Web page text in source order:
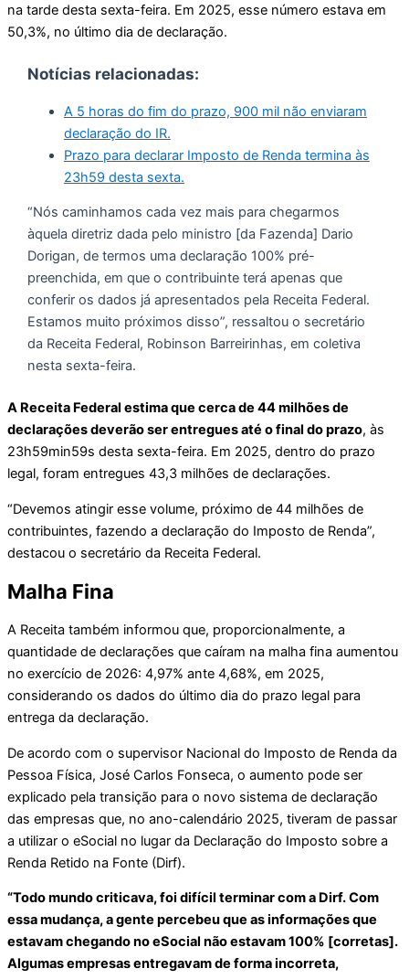
na tarde desta sexta-feira. Em 2025, esse número estava em
50,3%, no último dia de declaração.
Notícias relacionadas:
A 5 horas do fim do prazo, 900 mil não enviaram
declaração do IR.
Prazo para declarar Imposto de Renda termina às
23h59 desta sexta.
“Nós caminhamos cada vez mais para chegarmos
àquela diretriz dada pelo ministro [da Fazenda] Dario
Dorigan, de termos uma declaração 100% pré-
preenchida, em que o contribuinte terá apenas que
conferir os dados já apresentados pela Receita Federal.
Estamos muito próximos disso”, ressaltou o secretário
da Receita Federal, Robinson Barreirinhas, em coletiva
nesta sexta-feira.
A Receita Federal estima que cerca de 44 milhões de
declarações deverão ser entregues até o final do prazo, às
23h59min59s desta sexta-feira. Em 2025, dentro do prazo
legal, foram entregues 43,3 milhões de declarações.
“Devemos atingir esse volume, próximo de 44 milhões de
contribuintes, fazendo a declaração do Imposto de Renda”,
destacou o secretário da Receita Federal.
Malha Fina
A Receita também informou que, proporcionalmente, a
quantidade de declarações que caíram na malha fina aumentou
no exercício de 2026: 4,97% ante 4,68%, em 2025,
considerando os dados do último dia do prazo legal para
entrega da declaração.
De acordo com o supervisor Nacional do Imposto de Renda da
Pessoa Física, José Carlos Fonseca, o aumento pode ser
explicado pela transição para o novo sistema de declaração
das empresas que, no ano-calendário 2025, tiveram de passar
a utilizar o eSocial no lugar da Declaração do Imposto sobre a
Renda Retido na Fonte (Dirf).
“Todo mundo criticava, foi difícil terminar com a Dirf. Com
essa mudança, a gente percebeu que as informações que
estavam chegando no eSocial não estavam 100% [corretas].
Algumas empresas entregavam de forma incorreta,